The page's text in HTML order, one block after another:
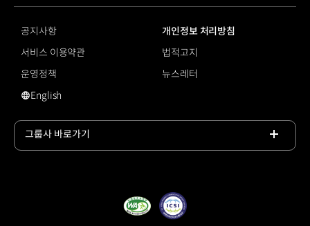
journal
tv
공지사항
개인정보 처리방침
서비스 이용약관
법적고지
운영정책
뉴스레터
영문 사이트로 이동
English
그룹사 바로가기